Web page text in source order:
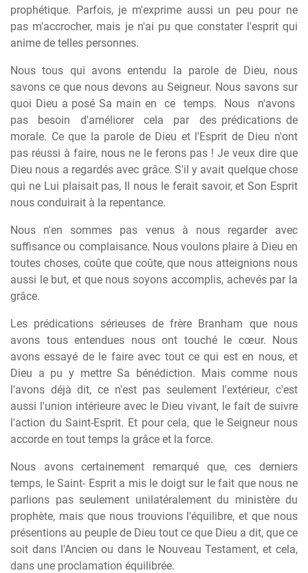
prophétique. Parfois, je m'exprime aussi un peu pour ne
pas m'accrocher, mais je n'ai pu que constater l'esprit qui
anime de telles personnes.
Nous tous qui avons entendu la parole de Dieu, nous
savons ce que nous devons au Seigneur. Nous savons sur
quoi Dieu a posé Sa main en
ce temps. Nous
n'avons
pas
besoin d'améliorer cela par
des prédications de
morale. Ce que la parole de Dieu et l'Esprit de Dieu n'ont
pas réussi à faire, nous ne le ferons pas ! Je veux dire que
Dieu nous a regardés avec grâce. S'il y avait quelque chose
qui ne Lui plaisait pas, Il nous le ferait savoir, et Son Esprit
nous conduirait à la repentance.
Nous n'en sommes pas venus à nous regarder avec
suffisance ou complaisance. Nous voulons plaire à Dieu en
toutes choses, coûte que coûte, que nous atteignions nous
aussi le but, et que nous soyons accomplis, achevés par la
grâce.
Les prédications sérieuses de frère Branham que nous
avons tous entendues nous ont touché le cœur. Nous
avons essayé de le faire avec tout ce qui est en nous, et
Dieu a pu y mettre Sa bénédiction. Mais comme nous
l'avons déjà dit, ce n'est pas seulement l'extérieur, c'est
aussi l'union intérieure avec le Dieu vivant, le fait de suivre
l'action du Saint-Esprit. Et pour cela, que le Seigneur nous
accorde en tout temps la grâce et la force.
Nous avons certainement remarqué que, ces derniers
temps, le Saint- Esprit a mis le doigt sur le fait que nous ne
parlions pas seulement unilatéralement du ministère du
prophète, mais que nous trouvions l'équilibre, et que nous
présentions au peuple de Dieu tout ce que Dieu a dit, que ce
soit dans l'Ancien ou dans le Nouveau Testament, et cela,
dans une proclamation équilibrée.